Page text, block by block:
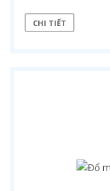
CHI TIẾT